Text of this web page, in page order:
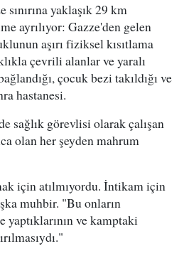
yaklaşık 29 km
ayrılıyor: Gazze'den gelen
aşırı fiziksel kısıtlama
çevrili alanlar ve yaralı
çocuk bezi takıldığı ve
hastanesi.
sağlık görevlisi olarak çalışan
olan her şeyden mahrum
için atılmıyordu. İntikam için
muhbir. "Bu onların
ve kamptaki